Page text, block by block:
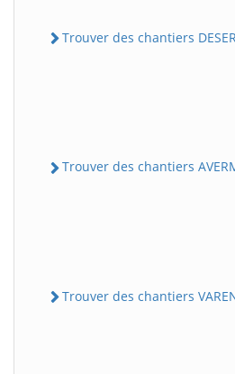
Trouver des chantiers
Trouver des chantiers
Trouver des chantiers